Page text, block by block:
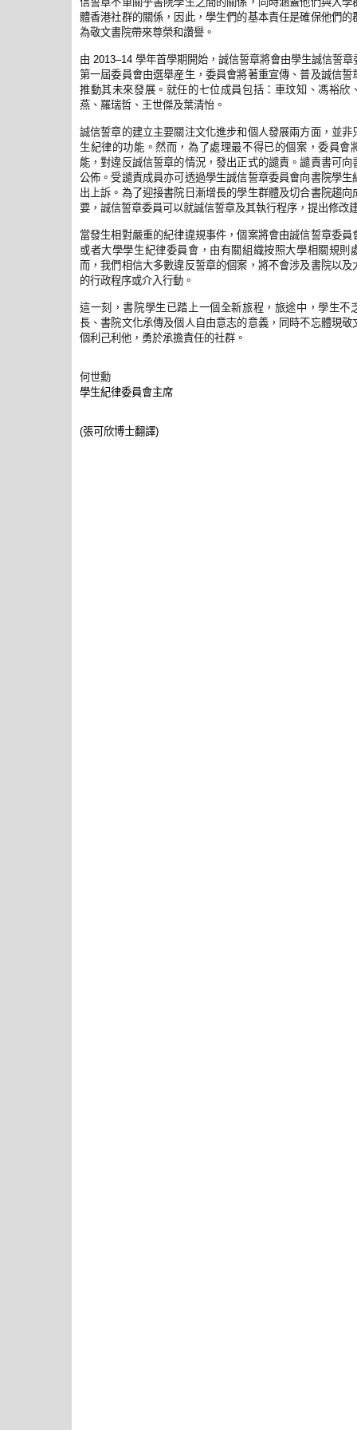
體香港社群的關係，因此，學生們的基本責任是確保他們的
為敬文書院帶來尊榮和讚譽。
由 2013–14 學年首學期開始，誠信誓章將會由學生誠信誓章
第一屆委員會由選舉産生，委員會將著重宣傳、普及誠信誓
推動其未來發展。就任的七位成員包括：車玟知、馮裕欣
燕、羅瑞哲、王世傑及葉清怡。
誠信誓章的建立主要關注文化進步和個人發展兩方面，並非
生紀律的功能。然而，為了處理最不得已的個案，委員會
能，對違反誠信誓章的情況，發出正式的譴責。譴責書可向
公佈。受譴責成員亦可透過學生誠信誓章委員會向書院學生
出上訴。為了迎接書院日漸增長的學生群體及切合書院趨向
要，誠信誓章委員可以就誠信誓章及其執行程序，提出修改
當發生相對嚴重的紀律違規事件，個案將會由誠信誓章委員
或者大學學生紀律委員會，由有關組織按照大學相關規則
而，我們相信大多數違反誓章的個案，將不會涉及書院以及
的行政程序或介入行動。
這一刻，書院學生已踏上一個全新旅程，旅途中，學生不
長、書院文化承傳及個人自由意志的意義，同時不忘體現敬
個利己利他，勇於承擔責任的社群。
何世勳
學生紀律委員會主席
(張可欣博士翻譯)